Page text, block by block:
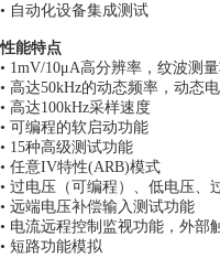
• 自动化设备集成测试
性能特点
• 1mV/10μA高分辨率，纹波测
• 高达50kHz的动态频率，动态
• 高达100kHz采样速度
• 可编程的软启动功能
• 15种高级测试功能
• 任意IV特性(ARB)模式
• 过电压（可编程）、低电压、
• 远端电压补偿输入测试功能
• 电流远程控制监视功能，外部
• 短路功能模拟